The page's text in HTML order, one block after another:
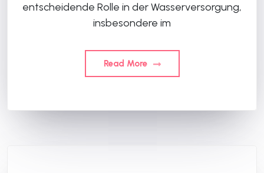
entscheidende Rolle in der Wasserversorgung,
insbesondere im
Read More